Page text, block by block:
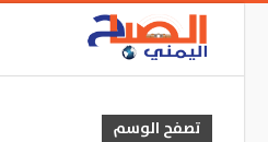
تصفح الوسم